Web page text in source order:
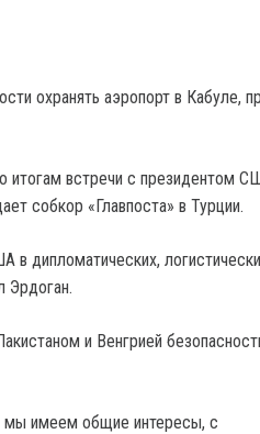
охранять аэропорт в Кабуле,
итогам встречи с президентом
собкор «Главпоста» в Турции.
в дипломатических,
Эрдоган.
и Венгрией
мы имеем общие интересы, с